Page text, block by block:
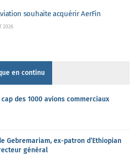
souhaite acquérir AerFin
2026
en continu
des 1000 avions commerciaux
Gebremariam, ex-patron d’Ethiopian
général